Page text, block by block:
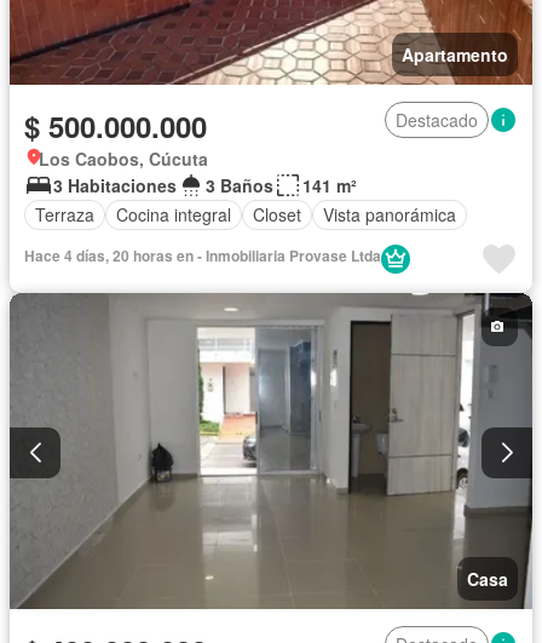
Apartamento
$ 500.000.000
Destacado
Los Caobos, Cúcuta
3 Habitaciones
3 Baños
141 m²
Terraza
Cocina integral Closet Vista panorámica
Hace 4 días, 20 horas en - Inmobiliaria Provase Ltda
Casa